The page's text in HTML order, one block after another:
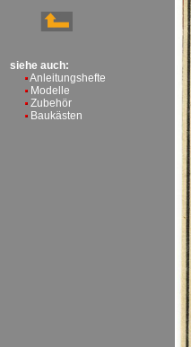
siehe auch:
Anleitungshefte
Modelle
Zubehör
Baukästen